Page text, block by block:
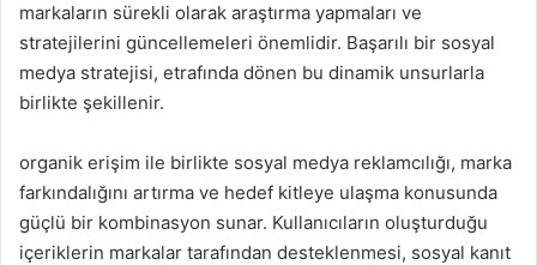
markaların sürekli olarak araştırma yapmaları ve
stratejilerini güncellemeleri önemlidir. Başarılı bir sosyal
medya stratejisi, etrafında dönen bu dinamik unsurlarla
birlikte şekillenir.
organik erişim ile birlikte sosyal medya reklamcılığı, marka
farkındalığını artırma ve hedef kitleye ulaşma konusunda
güçlü bir kombinasyon sunar. Kullanıcıların oluşturduğu
içeriklerin markalar tarafından desteklenmesi, sosyal kanıt